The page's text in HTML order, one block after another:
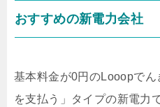
おすすめの新電力会社
基本料金が0円のLooopで
を支払う」タイプの新電力